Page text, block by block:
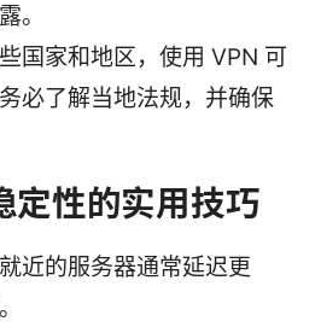
。
国家和地区，使用 VPN 可
必了解当地法规，并确保
定性的实用技巧
近的服务器通常延迟更